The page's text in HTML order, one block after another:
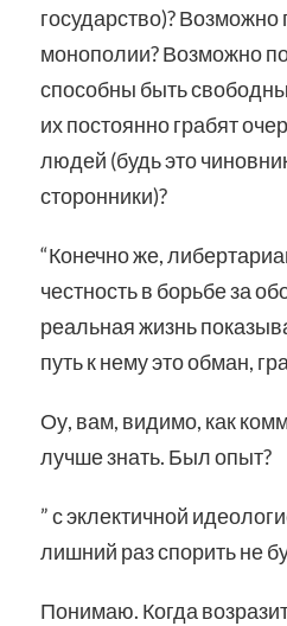
государство)?
монополии? Возможно
способны быть
их постоянно грабят
людей (будь это
сторонники)?
“Конечно же,
честность в борьбе за
реальная жизнь
путь к нему это обман,
Оу, вам, видимо, как
лучше знать. Был опыт?
” с эклектичной
лишний раз спорить не
Понимаю. Когда